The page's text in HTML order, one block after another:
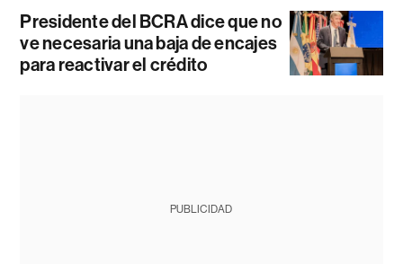
Presidente del BCRA dice que no
ve necesaria una baja de encajes
para reactivar el crédito
PUBLICIDAD